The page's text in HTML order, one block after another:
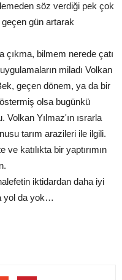
söz verdiği pek çok
gün artarak
çıkma, bilmem nerede çatı
miladı Volkan
geçen dönem, ya da bir
olsa bugünkü
Volkan Yılmaz'ın ısrarla
tarım arazileri ile ilgili.
katılıkta bir yaptırımın
iktidardan daha iyi
yol da yok…